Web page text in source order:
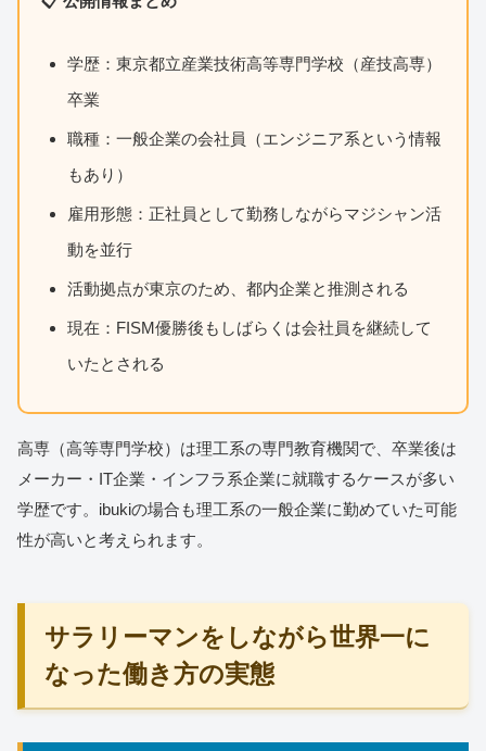
学歴：東京都立産業技術高等専門学校（産技高専）
卒業
職種：一般企業の会社員（エンジニア系という情報
もあり）
雇用形態：正社員として勤務しながらマジシャン活
動を並行
活動拠点が東京のため、都内企業と推測される
現在：FISM優勝後もしばらくは会社員を継続して
いたとされる
高専（高等専門学校）は理工系の専門教育機関で、卒業後は
メーカー・IT企業・インフラ系企業に就職するケースが多い
学歴です。ibukiの場合も理工系の一般企業に勤めていた可能
性が高いと考えられます。
サラリーマンをしながら世界一に
なった働き方の実態